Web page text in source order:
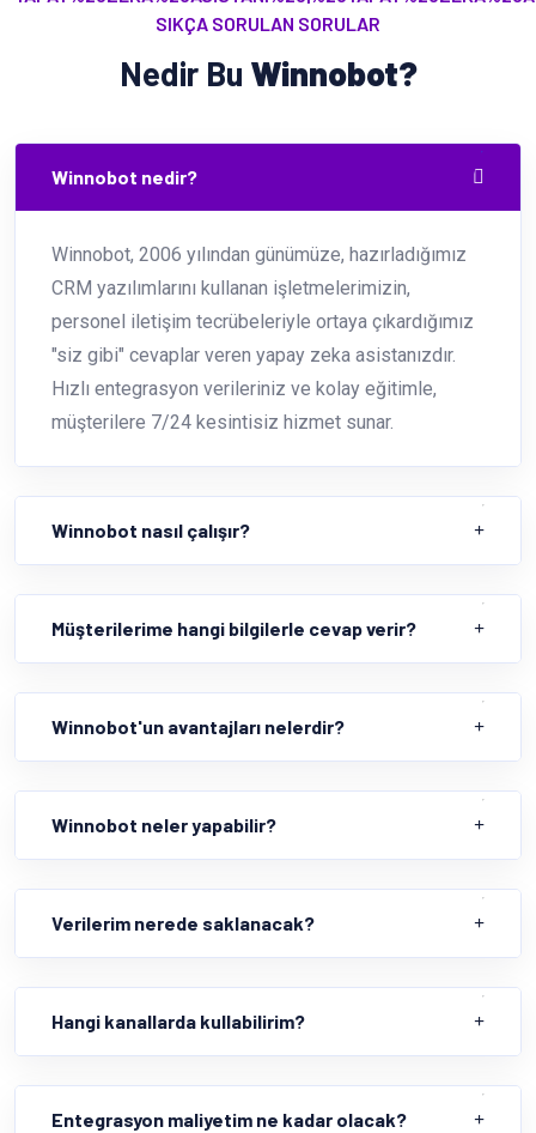
SIKÇA SORULAN SORULAR
Nedir Bu Winnobot?
Winnobot nedir?
Winnobot, 2006 yılından günümüze, hazırladığımız
CRM yazılımlarını kullanan işletmelerimizin,
personel iletişim tecrübeleriyle ortaya çıkardığımız
"siz gibi" cevaplar veren yapay zeka asistanızdır.
Hızlı entegrasyon verileriniz ve kolay eğitimle,
müşterilere 7/24 kesintisiz hizmet sunar.
Winnobot nasıl çalışır?
Müşterilerime hangi bilgilerle cevap verir?
Winnobot'un avantajları nelerdir?
Winnobot neler yapabilir?
Verilerim nerede saklanacak?
Hangi kanallarda kullabilirim?
Entegrasyon maliyetim ne kadar olacak?